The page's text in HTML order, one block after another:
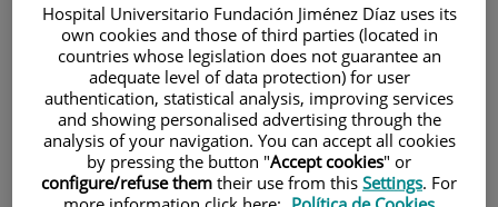
contenido
Hospital Universitario Fundación Jiménez Díaz uses its
own cookies and those of third parties (located in
countries whose legislation does not guarantee an
adequate level of data protection) for user
authentication, statistical analysis, improving services
and showing personalised advertising through the
analysis of your navigation. You can accept all cookies
by pressing the button "Accept cookies" or
configure/refuse them their use from this Settings. For